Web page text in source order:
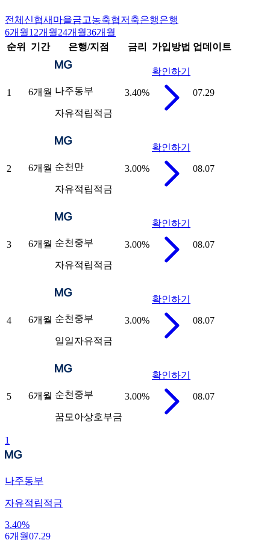
전체 신협새마을금고농축협저축은행은행
6개월12개월24개월36개월
순위
기간 은행/지점 금리 가입방법 업데이트
1 6개월 나주동부
자유적립적금
3.40%
확인하기
07.29
2 6개월 순천만
자유적립적금
3.00%
확인하기
08.07
3 6개월 순천중부
자유적립적금
3.00%
확인하기
08.07
4 6개월 순천중부
일일자유적금
3.00%
확인하기
08.07
5 6개월 순천중부
꿈모아상호부금
3.00%
확인하기
08.07
1
나주동부
자유적립적금
3.40%
6개월07.29